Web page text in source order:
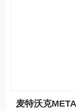
麦特沃克